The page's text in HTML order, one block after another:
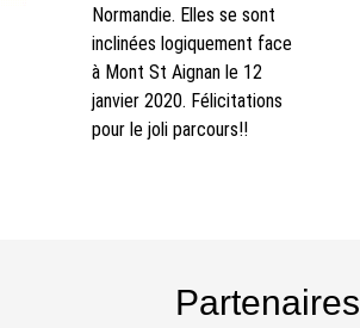
Normandie. Elles se sont
inclinées logiquement face
à Mont St Aignan le 12
janvier 2020. Félicitations
pour le joli parcours!!
Partenaires